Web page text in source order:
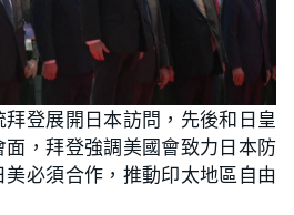
拜登展開日本訪問，先後和日皇
，拜登強調美國會致力日本防
必須合作，推動印太地區自由